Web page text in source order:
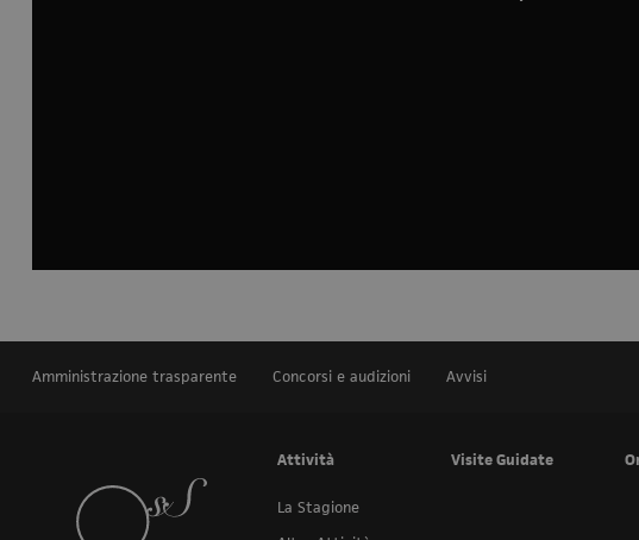
Amministrazione trasparente Concorsi e audizioni Avvisi
Attività
La Stagione
Visite Guidate